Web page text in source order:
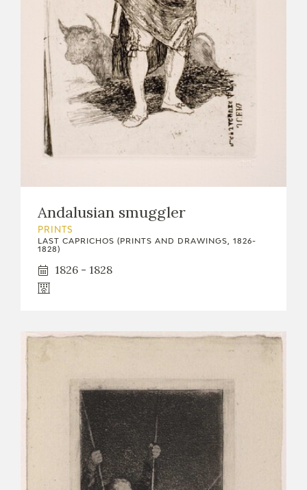
Andalusian smuggler
PRINTS
LAST CAPRICHOS (PRINTS AND DRAWINGS, 1826-
1828)
1826 - 1828